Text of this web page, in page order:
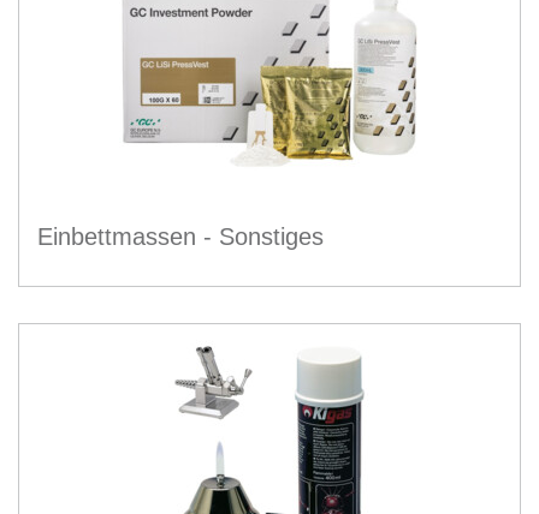
Einbettmassen - Sonstiges